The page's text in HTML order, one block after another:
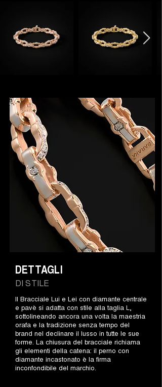
DI STILE
DETTAGLI
Il Bracciale Lui e Lei con diamante centrale
e pavè si adatta con stile alla taglia L,
sottolineando ancora una volta la maestria
orafa e la tradizione senza tempo del
brand nel declinare il lusso in tutte le sue
forme. La chiusura del bracciale richiama
gli elementi della catena: il perno con
diamante incastonato è la firma
inconfondibile del marchio.